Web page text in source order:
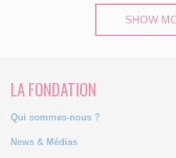
SHOW
LA FONDATION
Qui sommes-nous ?
News & Médias